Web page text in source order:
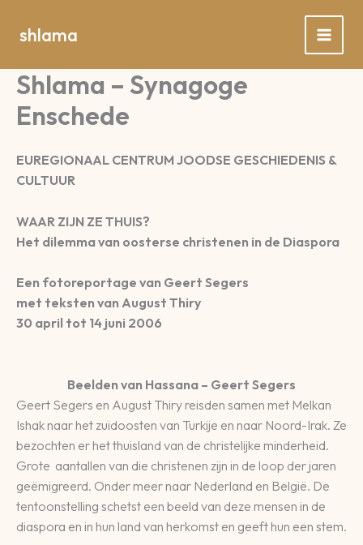
naar
inhoud
shlama
Shlama – Synagoge
Enschede
EUREGIONAAL CENTRUM JOODSE GESCHIEDENIS &
CULTUUR
WAAR ZIJN ZE THUIS?
Het dilemma van oosterse christenen in de Diaspora
Een fotoreportage van Geert Segers
met teksten van August Thiry
30 april tot 14 juni 2006
Beelden van Hassana – Geert Segers
Geert Segers en August Thiry reisden samen met Melkan
Ishak naar het zuidoosten van Turkije en naar Noord-Irak. Ze
bezochten er het thuisland van de christelijke minderheid.
Grote aantallen van die christenen zijn in de loop der jaren
geëmigreerd. Onder meer naar Nederland en België. De
tentoonstelling schetst een beeld van deze mensen in de
diaspora en in hun land van herkomst en geeft hun een stem.